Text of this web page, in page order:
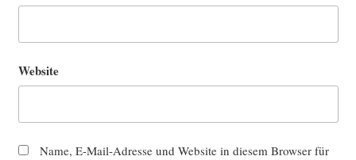
Website
Name, E-Mail-Adresse und Website in diesem Browser für